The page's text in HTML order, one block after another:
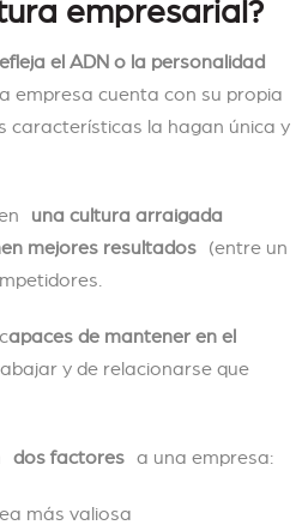
empresarial?
el ADN o la personalidad
empresa cuenta con su propia
características la hagan única y
una cultura arraigada
mejores resultados (entre un
apaces de mantener en el
y de relacionarse que
dos factores a una empresa:
más valiosa